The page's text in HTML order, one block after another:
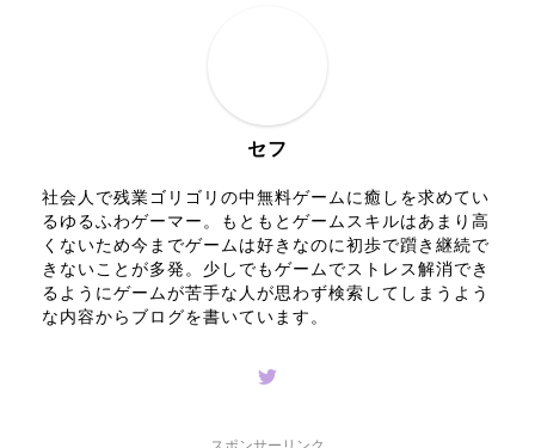
セフ
社会人で残業ゴリゴリの中無料ゲームに癒しを求めてい
るゆるふわゲーマー。もともとゲームスキルはあまり高
くないため今までゲームは好きなのに初歩で躓き継続で
きないことが多発。少しでもゲームでストレス解消でき
るようにゲームが苦手な人が思わず検索してしまうよう
な内容からブログを書いています。